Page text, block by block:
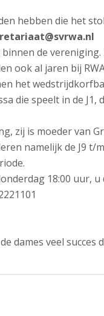
hebben die het
de
ook al jaren bij
het wedstrijdkorfbal
die speelt in de
zij is moeder van
namelijk de J9 t/m
18:00 uur,
dames veel succes